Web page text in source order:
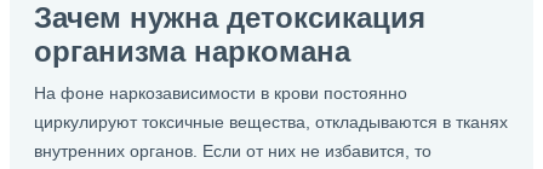
Зачем нужна детоксикация
организма наркомана
На фоне наркозависимости в крови постоянно
циркулируют токсичные вещества, откладываются в тканях
внутренних органов. Если от них не избавится, то